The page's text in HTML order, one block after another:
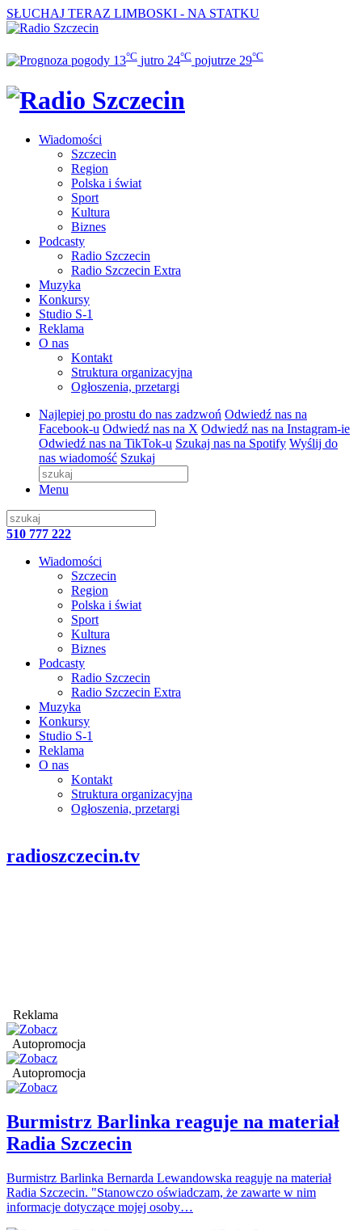
SŁUCHAJ TERAZ LIMBOSKI - NA STATKU
13°C jutro 24°C pojutrze 29°C
Wiadomości
Szczecin
Region
Polska i świat
Sport
Kultura
Biznes
Podcasty
Radio Szczecin
Radio Szczecin Extra
Muzyka
Konkursy
Studio S-1
Reklama
O nas
Kontakt
Struktura organizacyjna
Ogłoszenia, przetargi
Najlepiej po prostu do nas zadzwoń Odwiedź nas na
Facebook-u Odwiedź nas na X Odwiedź nas na Instagram-ie
Odwiedź nas na TikTok-u Szukaj nas na Spotify Wyślij do
nas wiadomość Szukaj
Menu
510 777 222
Wiadomości
Szczecin
Region
Polska i świat
Sport
Kultura
Biznes
Podcasty
Radio Szczecin
Radio Szczecin Extra
Muzyka
Konkursy
Studio S-1
Reklama
O nas
Kontakt
Struktura organizacyjna
Ogłoszenia, przetargi
radioszczecin.tv
Reklama
Autopromocja
Autopromocja
Burmistrz Barlinka reaguje na materiał
Radia Szczecin
Burmistrz Barlinka Bernarda Lewandowska reaguje na materiał
Radia Szczecin. "Stanowczo oświadczam, że zawarte w nim
informacje dotyczące mojej osoby…